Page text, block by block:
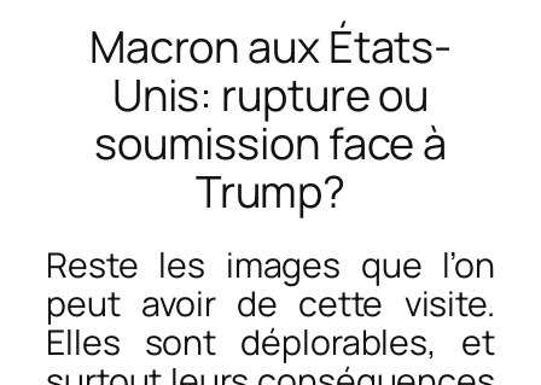
Macron aux États-
Unis: rupture ou
soumission face à
Trump?
Reste les images que l’on
peut avoir de cette visite.
Elles sont déplorables, et